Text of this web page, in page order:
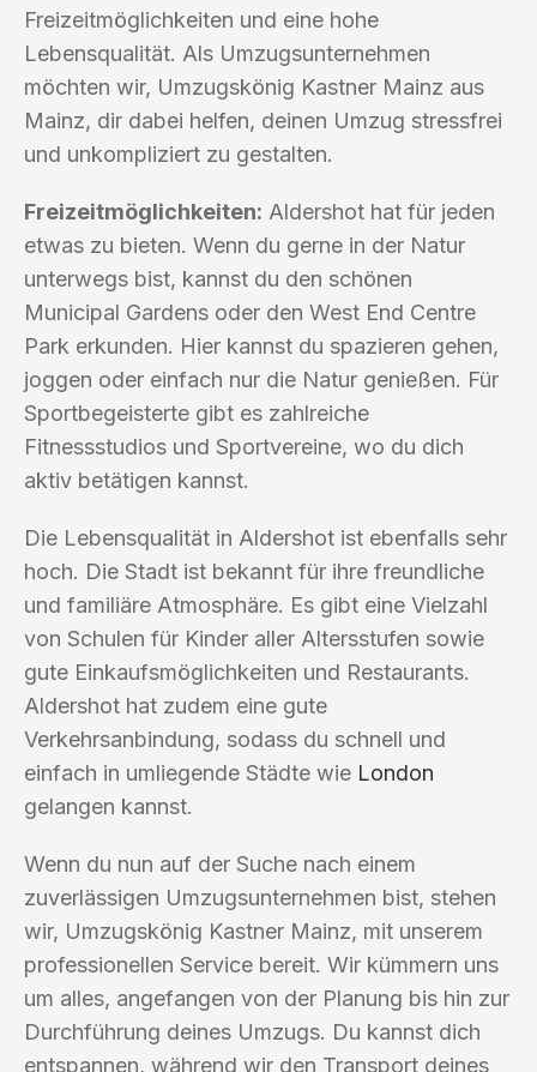
Freizeitmöglichkeiten und eine hohe
Lebensqualität. Als Umzugsunternehmen
möchten wir, Umzugskönig Kastner Mainz aus
Mainz, dir dabei helfen, deinen Umzug stressfrei
und unkompliziert zu gestalten.
Freizeitmöglichkeiten: Aldershot hat für jeden
etwas zu bieten. Wenn du gerne in der Natur
unterwegs bist, kannst du den schönen
Municipal Gardens oder den West End Centre
Park erkunden. Hier kannst du spazieren gehen,
joggen oder einfach nur die Natur genießen. Für
Sportbegeisterte gibt es zahlreiche
Fitnessstudios und Sportvereine, wo du dich
aktiv betätigen kannst.
Die Lebensqualität in Aldershot ist ebenfalls sehr
hoch. Die Stadt ist bekannt für ihre freundliche
und familiäre Atmosphäre. Es gibt eine Vielzahl
von Schulen für Kinder aller Altersstufen sowie
gute Einkaufsmöglichkeiten und Restaurants.
Aldershot hat zudem eine gute
Verkehrsanbindung, sodass du schnell und
einfach in umliegende Städte wie London
gelangen kannst.
Wenn du nun auf der Suche nach einem
zuverlässigen Umzugsunternehmen bist, stehen
wir, Umzugskönig Kastner Mainz, mit unserem
professionellen Service bereit. Wir kümmern uns
um alles, angefangen von der Planung bis hin zur
Durchführung deines Umzugs. Du kannst dich
entspannen, während wir den Transport deines